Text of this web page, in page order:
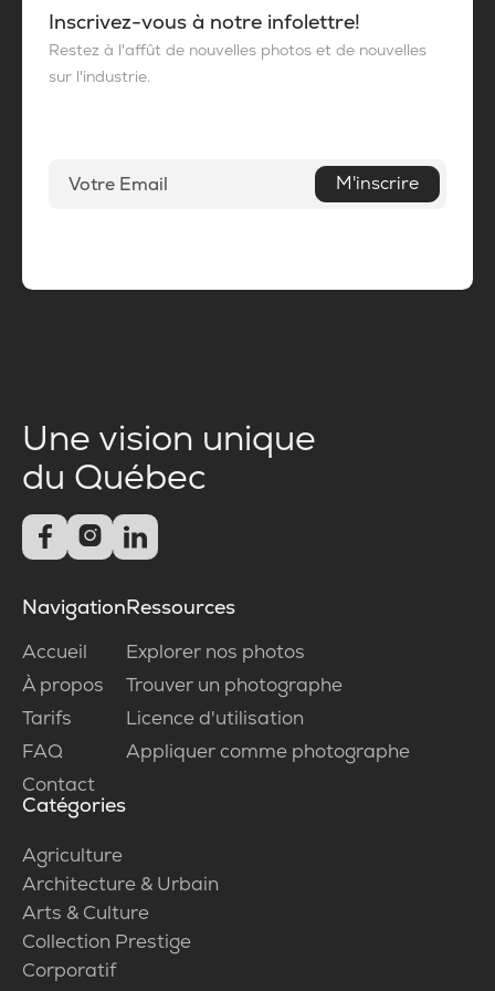
Inscrivez-vous à notre infolettre!
Restez à l'affût de nouvelles photos et de nouvelles
sur l'industrie.
M'inscrire
Une vision unique
du Québec
  
Navigation
Accueil
À propos
Tarifs
FAQ
Contact
Ressources
Explorer nos photos
Trouver un photographe
Licence d'utilisation
Appliquer comme photographe
Catégories
Agriculture
Architecture & Urbain
Arts & Culture
Collection Prestige
Corporatif